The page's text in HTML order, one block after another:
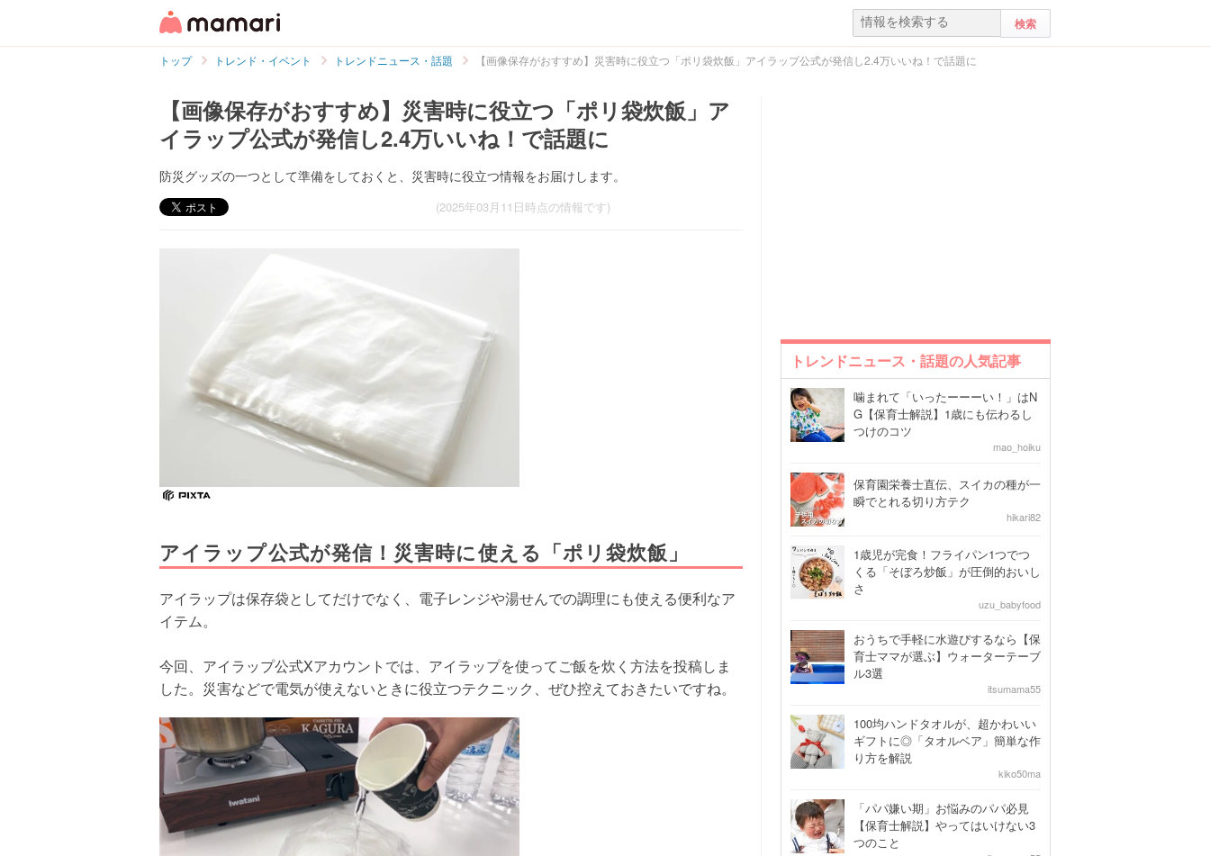
トップ トレンド・イベント トレンドニュース・話題 【画像保存がおすすめ】災害時に役立つ「ポリ袋炊飯」アイラップ公式が発信し2.4万いいね！で話題に
【画像保存がおすすめ】災害時に役立つ「ポリ袋炊飯」ア
イラップ公式が発信し2.4万いいね！で話題に
防災グッズの一つとして準備をしておくと、災害時に役立つ情報をお届けします。
(2025年03月11日時点の情報です)
アイラップ公式が発信！災害時に使える「ポリ袋炊飯」
アイラップは保存袋としてだけでなく、電子レンジや湯せんでの調理にも使える便利なア
イテム。
今回、アイラップ公式Xアカウントでは、アイラップを使ってご飯を炊く方法を投稿しま
した。災害などで電気が使えないときに役立つテクニック、ぜひ控えておきたいですね。
トレンドニュース・話題の人気記事
噛まれて「いったーーーい！」はN
G【保育士解説】1歳にも伝わるし
つけのコツ
mao_hoiku
保育園栄養士直伝、スイカの種が一
瞬でとれる切り方テク
hikari82
1歳児が完食！フライパン1つでつ
くる「そぼろ炒飯」が圧倒的おいし
さ
uzu_babyfood
おうちで手軽に水遊びするなら【保
育士ママが選ぶ】ウォーターテーブ
ル3選
itsumama55
100均ハンドタオルが、超かわいい
ギフトに◎「タオルベア」簡単な作
り方を解説
kiko50ma
「パパ嫌い期」お悩みのパパ必見
【保育士解説】やってはいけない3
つのこと